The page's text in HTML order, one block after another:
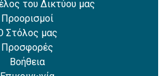
του Δικτύου μας
Προορισμοί
Στόλος μας
Προσφορές
Βοήθεια